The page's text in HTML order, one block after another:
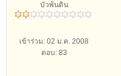
บัวพ้นดิน
เข้าร่วม: 02 ม.ค. 2008
ตอบ: 83